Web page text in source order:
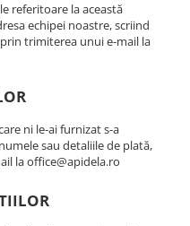
referitoare la această
echipei noastre, scriind
trimiterea unui e-mail la
ni le-ai furnizat s-a
sau detaliile de plată,
la office@apidela.ro